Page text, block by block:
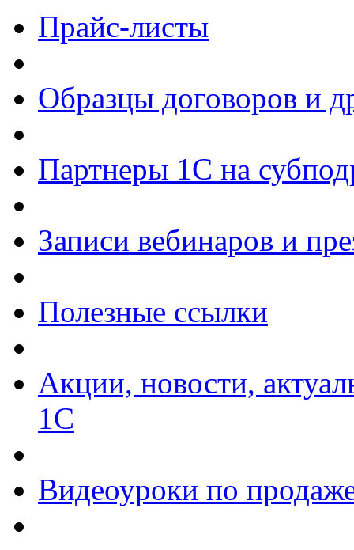
Прайс-листы
Образцы договоров и
Партнеры 1С на
Записи вебинаров и
Полезные ссылки
Акции, новости,
1С
Видеоуроки по